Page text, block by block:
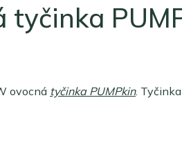
tyčinka
ovocná tyčinka PUMPkin.